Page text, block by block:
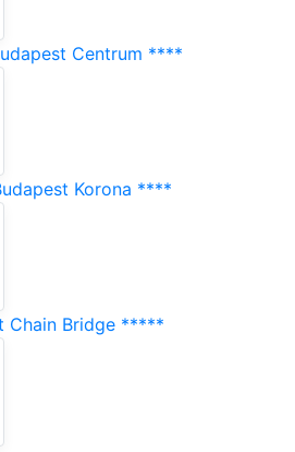
Centrum ****
Korona ****
Bridge *****